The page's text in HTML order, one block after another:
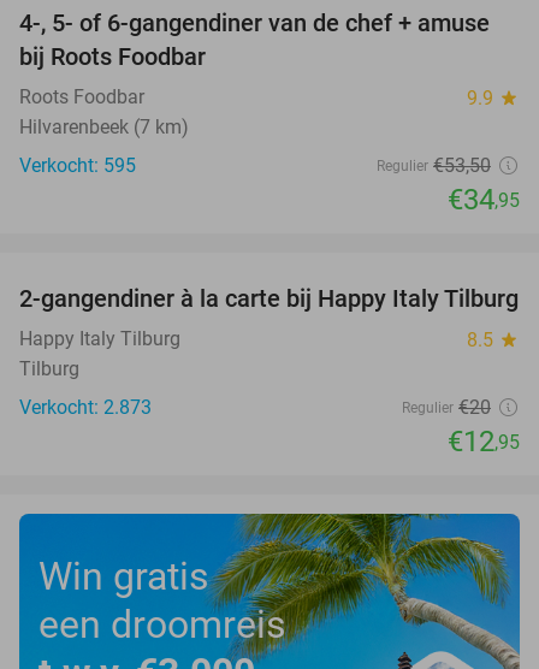
35%
4-, 5- of 6-gangendiner van de chef + amuse
bij Roots Foodbar
Roots Foodbar 9.9 star
Hilvarenbeek (7 km)
Verkocht: 595
Regulier €53,50
€34,95
35%
2-gangendiner à la carte bij Happy Italy Tilburg
Happy Italy Tilburg 8.5 star
Tilburg
Verkocht: 2.873
Regulier €20
€12,95
Win gratis
een droomreis